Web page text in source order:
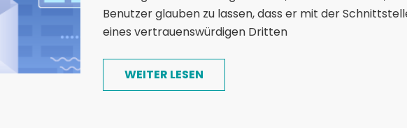
Benutzer glauben zu lassen, dass er mit der
eines vertrauenswürdigen Dritten
WEITER LESEN